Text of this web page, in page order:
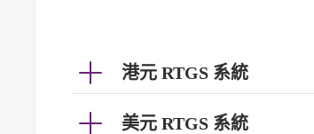
港元 RTGS 系統
美元 RTGS 系統